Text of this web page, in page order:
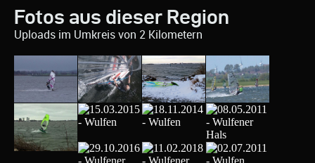
Fotos aus dieser Region
Uploads im Umkreis von 2 Kilometern